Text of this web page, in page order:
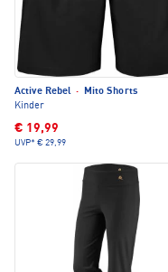
Active Rebel ·
Mito Shorts
Kinder
€ 19,99
UVP* € 29,99